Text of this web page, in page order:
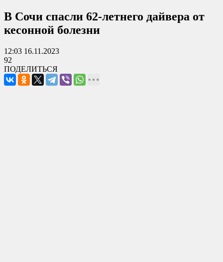
В Сочи спасли 62-летнего дайвера от
кесонной болезни
12:03 16.11.2023
92
ПОДЕЛИТЬСЯ